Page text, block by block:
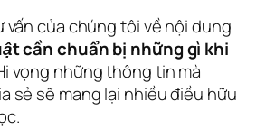
vấn của chúng tôi về nội dung
cần chuẩn bị những gì khi
vọng những thông tin mà
sẻ sẽ mang lại nhiều điều hữu